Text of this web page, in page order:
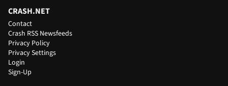
CRASH.NET
Contact
Crash RSS Newsfeeds
Privacy Policy
Privacy Settings
Login
Sign-Up